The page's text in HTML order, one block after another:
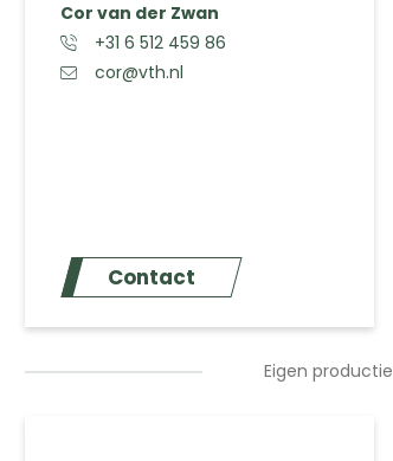
Cor van der Zwan
+31 6 512 459 86
cor@vth.nl
Contact
Eigen productie